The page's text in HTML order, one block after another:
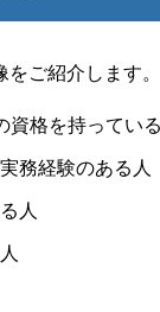
をご紹介します。
資格を持ってい
務経験のある人
人